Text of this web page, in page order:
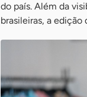
do país. Além da
brasileiras, a